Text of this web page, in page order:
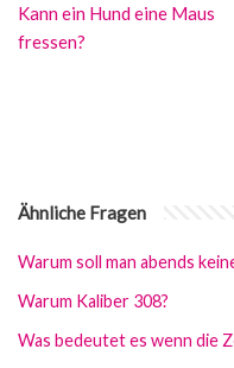
Kann ein Hund eine Maus
fressen?
Ähnliche Fragen
Warum soll man abends
Warum Kaliber 308?
Was bedeutet es wenn die